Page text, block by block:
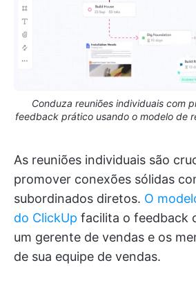
Conduza reuniões individuais com
feedback prático usando o modelo de
As reuniões individuais são
promover conexões sólidas
subordinados diretos. O
do ClickUp facilita o feedback
um gerente de vendas e os
de sua equipe de vendas.